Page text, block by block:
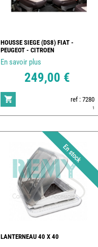
HOUSSE SIEGE (DS8) FIAT -
PEUGEOT - CITROEN
En savoir plus
249,00 €
ref : 7280
1
LANTERNEAU 40 X 40